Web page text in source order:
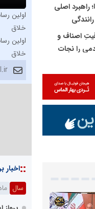
راهبرد اصلی
اصناف و
را نجات
پشتوانه
خودروهای
وحید
البرز
مدیران نابغه
اولین
خلاق
اولین
خلاق
::اخبار
سال